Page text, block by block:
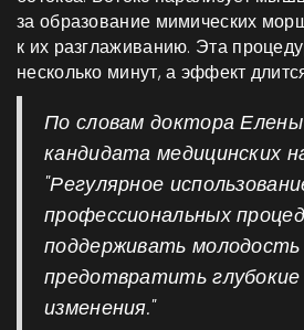
за образование мимических
к их разглаживанию. Эта
несколько минут, а эффект
По словам доктора
кандидата медицинских
"Регулярное
профессиональных
поддерживать
предотвратить
изменения."